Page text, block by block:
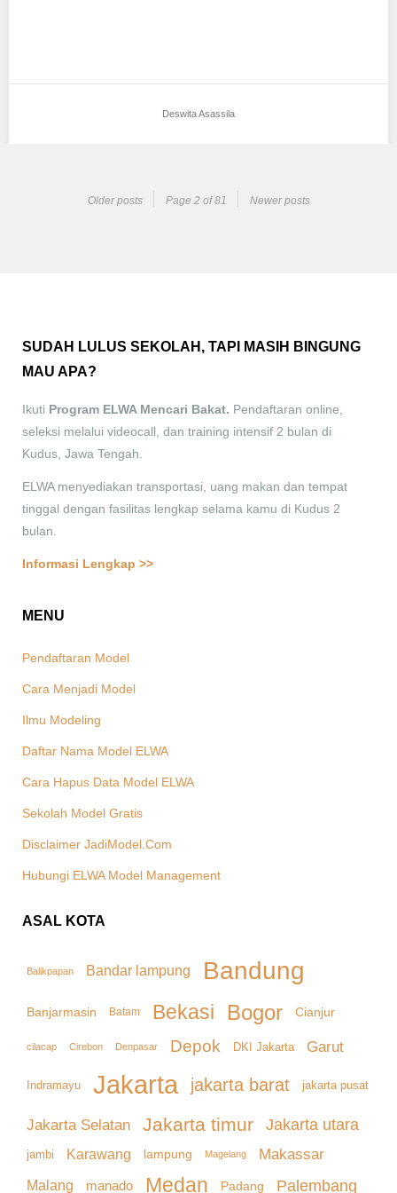
Deswita Asassila
Older posts Page 2 of 81 Newer posts
SUDAH LULUS SEKOLAH, TAPI MASIH BINGUNG
MAU APA?
Ikuti Program ELWA Mencari Bakat. Pendaftaran online,
seleksi melalui videocall, dan training intensif 2 bulan di
Kudus, Jawa Tengah.
ELWA menyediakan transportasi, uang makan dan tempat
tinggal dengan fasilitas lengkap selama kamu di Kudus 2
bulan.
Informasi Lengkap >>
MENU
Pendaftaran Model
Cara Menjadi Model
Ilmu Modeling
Daftar Nama Model ELWA
Cara Hapus Data Model ELWA
Sekolah Model Gratis
Disclaimer JadiModel.Com
Hubungi ELWA Model Management
ASAL KOTA
Balikpapan Bandar lampung Bandung
Banjarmasin Batam Bekasi Bogor Cianjur
cilacap Cirebon Denpasar Depok DKI Jakarta Garut
Indramayu Jakarta jakarta barat jakarta pusat
Jakarta Selatan Jakarta timur Jakarta utara
jambi Karawang lampung Magelang Makassar
Malang manado Medan Padang Palembang